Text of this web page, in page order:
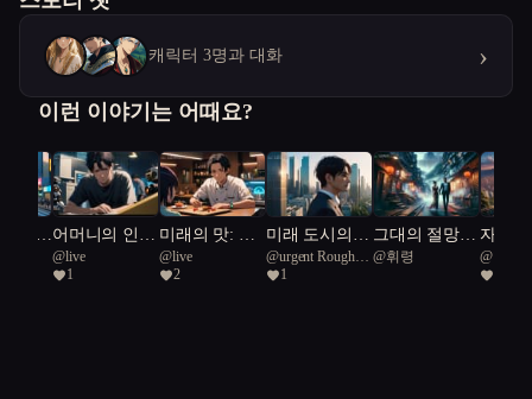
캐릭터 3명과 대화 ›
이런 이야기는 어때요?
울 :
어머니의 인형
극
@live
1
미래의 맛: 캡
슐 속에 잊혀
진 온기
@live
2
미래 도시의
건축가: 자연
과 기술의 교
@urgent Rough
Green Snake 45
1
그대의 절망
속에서 나는
@휘령
자유
@이나